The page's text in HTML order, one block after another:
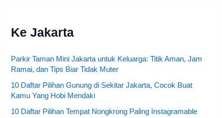
Ke Jakarta
Parkir Taman Mini Jakarta untuk Keluarga: Titik Aman, Jam
Ramai, dan Tips Biar Tidak Muter
10 Daftar Pilihan Gunung di Sekitar Jakarta, Cocok Buat
Kamu Yang Hobi Mendaki
10 Daftar Pilihan Tempat Nongkrong Paling Instagramable